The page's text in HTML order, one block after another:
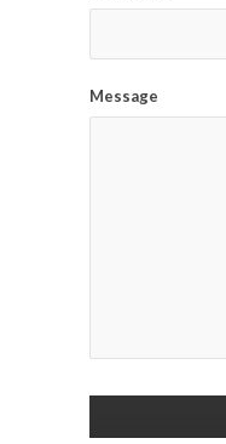
Message